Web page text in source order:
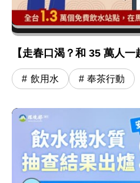
【走春口渴？和 35 萬人一
飲用水 奉茶行動